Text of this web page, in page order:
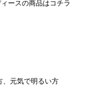
ースの商品はコチラ
、元気で明るい方